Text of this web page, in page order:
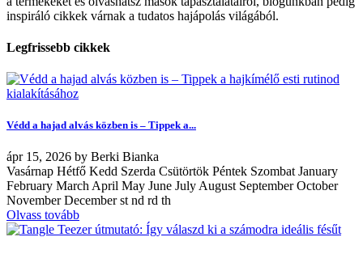
inspiráló cikkek várnak a tudatos hajápolás világából.
Legfrissebb cikkek
Védd a hajad alvás közben is – Tippek a...
ápr 15, 2026 by Berki Bianka
Vasárnap Hétfő Kedd Szerda Csütörtök Péntek Szombat January
February March April May June July August September October
November December st nd rd th
Olvass tovább